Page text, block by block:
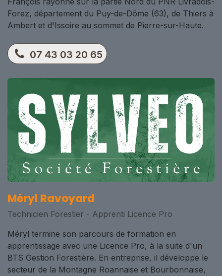
Forez, département du Puy-de-Dôme (63), de Thiers à
Ambert et d'Issoire au sommet de Pierre-sur-Haute.
07 43 03 20 65
Méryl Ravoyard
Technicien Forestier - Apprenti Licence Pro
Méryl termine son parcours de formation en
apprentissage avec une Licence Pro, à la suite d'un
BTS Gestion Forestière. En entreprise, il développe le
secteur de la Montagne Roannaise et Bourbonnaise,